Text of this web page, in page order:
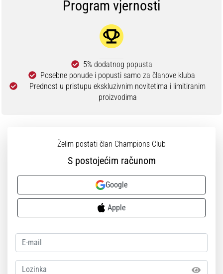
Program vjernosti
5% dodatnog popusta
Posebne ponude i popusti samo za članove kluba
Prednost u pristupu ekskluzivnim novitetima i limitiranim
proizvodima
Želim postati član Champions Club
S postojećim računom
Google
Apple
Lozinka